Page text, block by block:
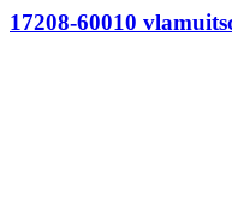
17208-60010